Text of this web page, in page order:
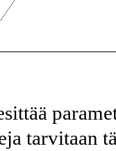
tarvitaan